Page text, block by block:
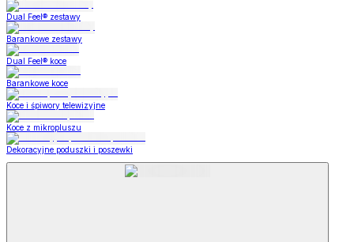
Dual Feel® zestawy
Barankowe zestawy
Dual Feel® koce
Barankowe koce
Koce i śpiwory telewizyjne
Koce z mikropluszu
Dekoracyjne poduszki i poszewki